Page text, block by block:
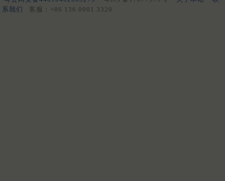
系我们
客服：+86 136 0901 3320